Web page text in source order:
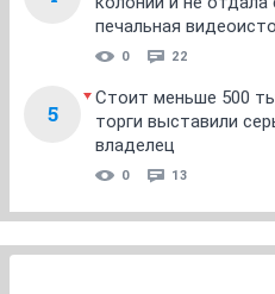
печальная
0 22
5
Стоит меньше 500
торги выставили
владелец
0 13